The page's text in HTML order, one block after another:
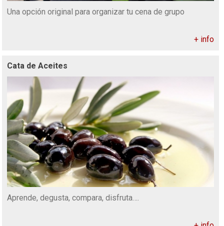
Una opción original para organizar tu cena de grupo
+ info
Cata de Aceites
Aprende, degusta, compara, disfruta….